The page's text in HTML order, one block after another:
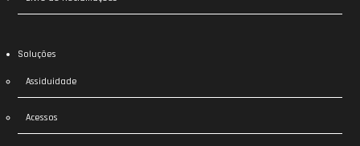
Soluções
Assiduidade
Acessos